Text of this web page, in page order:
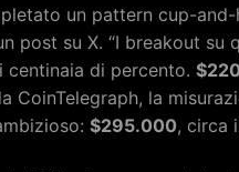
un pattern cup-
post su X. “I breakout
di percento.
CoinTelegraph, la
$295.000, circa